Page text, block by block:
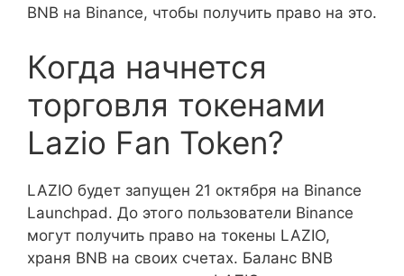
BNB на Binance, чтобы получить право на это.
Когда начнется
торговля токенами
Lazio Fan Token?
LAZIO будет запущен 21 октября на Binance
Launchpad. До этого пользователи Binance
могут получить право на токены LAZIO,
храня BNB на своих счетах. Баланс BNB